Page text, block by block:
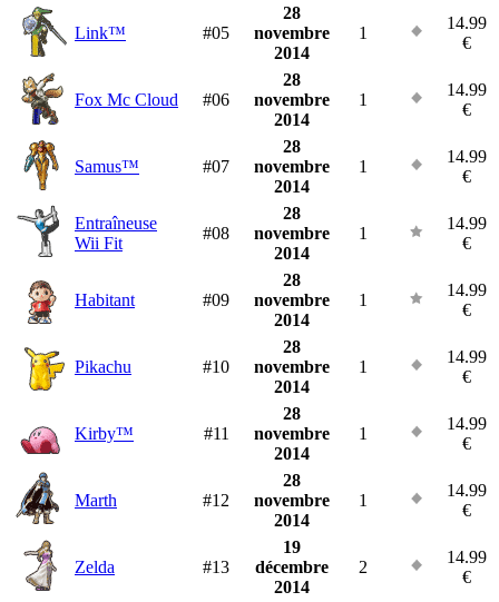
Link™ #05
28
novembre
2014
1
14.99
€
Fox Mc Cloud #06
28
novembre
2014
1
14.99
€
Samus™ #07
28
novembre
2014
1
14.99
€
Entraîneuse
Wii Fit
#08
28
novembre
2014
1
14.99
€
Habitant #09
28
novembre
2014
1
14.99
€
Pikachu #10
28
novembre
2014
1
14.99
€
Kirby™ #11
28
novembre
2014
1
14.99
€
Marth #12
28
novembre
2014
1
14.99
€
Zelda #13
19
décembre
2014
2
14.99
€